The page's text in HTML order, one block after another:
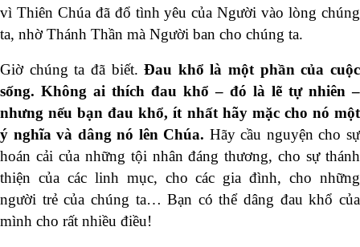
vì Thiên Chúa đã đổ tình yêu của Người vào lòng chúng
ta, nhờ Thánh Thần mà Người ban cho chúng ta.
Giờ chúng ta đã biết.Đau khổ là một phần của cuộc
sống. Không ai thích đau khổ – đó là lẽ tự nhiên –
nhưng nếu bạn đau khổ, ít nhất hãy mặc cho nó một
ý nghĩa và dâng nó lên Chúa. Hãy cầu nguyện cho sự
hoán cải của những tội nhân đáng thương, cho sự thánh
thiện của các linh mục, cho các gia đình, cho những
người trẻ của chúng ta… Bạn có thể dâng đau khổ của
mình cho rất nhiều điều!